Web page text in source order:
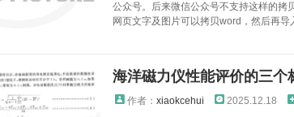
公众号。后来微信公众号不支持这样的拷
网页文字及图片可以拷贝word，然后再导
海洋磁力仪性能评价的三个
作者： xiaokcehui 2025.12.18